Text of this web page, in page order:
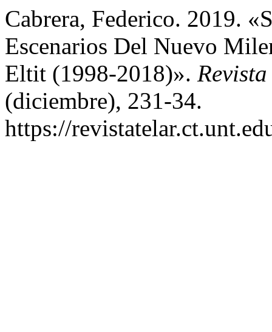
Cabrera, Federico. 2019.
Escenarios Del Nuevo
Eltit (1998-2018)».
(diciembre), 231-34.
https://